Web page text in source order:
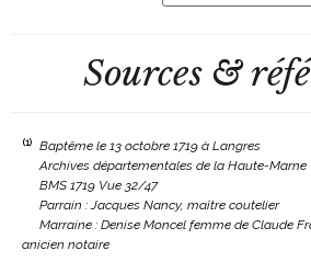
Sources &
(1)
Baptême le 13 octobre 1719 à Langres
Archives départementales de la Haute-Marne
BMS 1719 Vue 32/47
Parrain : Jacques Nancy, maître coutelier
Marraine : Denise Moncel femme de Claude
anicien notaire